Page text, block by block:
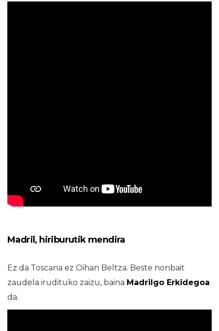
Madril, hiriburutik mendira
Ez da Toscana ez Oihan Beltza. Beste nonbait
zaudela irudituko zaizu, baina Madrilgo Erkidegoa
da.